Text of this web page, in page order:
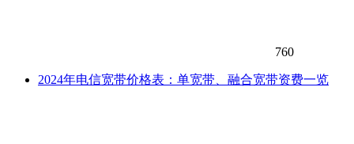
760
2024年电信宽带价格表：单宽带、融合宽带资费一览